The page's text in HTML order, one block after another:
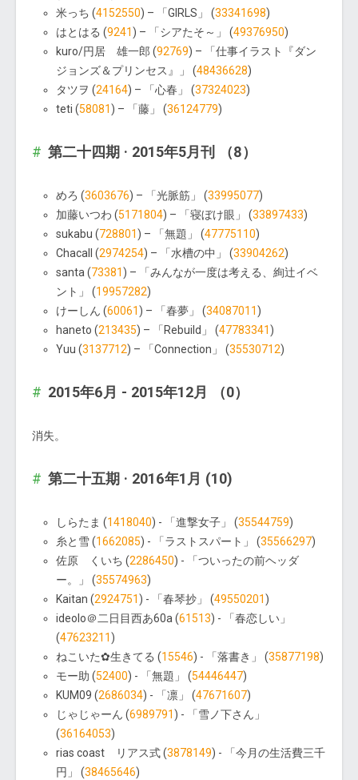
米っち (4152550) – 「GIRLS」 (33341698)
はとはる (9241 ) – 「シアたそ～」 (49376950)
kuro/円居 雄一郎 (92769) – 「仕事イラスト『ダン
ジョンズ＆プリンセス』」 (48436628)
タツヲ (24164) – 「心春」 (37324023)
teti (58081 ) – 「藤」 (36124779)
第二十四期 · 2015年5月刊 （8）
めろ (3603676) – 「光脈筋」 (33995077)
加藤いつわ (5171804) – 「寝ぼけ眼」 (33897433)
sukabu (728801 ) – 「無題」 (47775110)
Chacall (2974254) – 「水槽の中」 (33904262)
santa (73381 ) – 「みんなが一度は考える、絢辻イベ
ント」 (19957282)
けーしん (60061 ) – 「春夢」 (34087011 )
haneto (213435) – 「Rebuild」 (47783341 )
Yuu (3137712) – 「Connection」 (35530712)
2015年6月 - 2015年12月 （0）
消失。
第二十五期 · 2016年1月 (10)
しらたま (1418040) - 「進撃女子」 (35544759)
糸と雪 (1662085) - 「ラストスパート」 (35566297)
佐原 くいち (2286450) - 「ついったの前ヘッダ
ー。」 (35574963)
Kaitan (2924751 ) - 「春琴抄」 (49550201 )
ideolo＠二日目西あ60a (61513) - 「春恋しい」
(47623211 )
ねこいた✿生きてる (15546) - 「落書き」 (35877198)
モー助 (52400) - 「無題」 (54446447)
KUM09 (2686034) - 「凛」 (47671607)
じゃじゃーん (6989791 ) - 「雪ノ下さん」
(36164053)
rias coast リアス式 (3878149) - 「今月の生活費三千
円」 (38465646)